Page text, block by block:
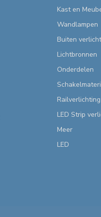
Kast en
Wandlampen
Buiten
Lichtbronnen
Onderdelen
Railverlichting
LED Strip
Meer
LED